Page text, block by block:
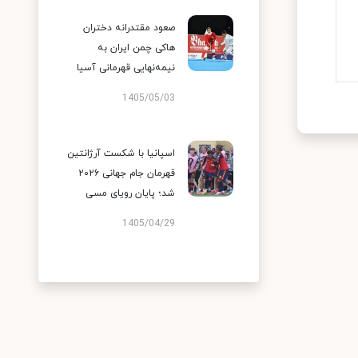
صعود مقتدرانه دختران
هاکی چمن ایران به
نیمه‌نهایی قهرمانی آسیا
1405/05/03
اسپانیا با شکست آرژانتین
قهرمان جام جهانی ۲۰۲۶
شد؛ پایان رویای مسی
1405/04/29